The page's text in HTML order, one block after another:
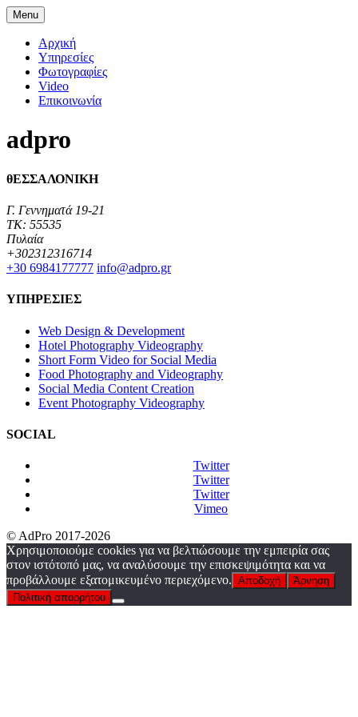
Menu
Αρχική
Υπηρεσίες
Φωτογραφίες
Video
Επικοινωνία
adpro
θΕΣΣΑΛΟΝΙΚΗ
Γ. Γεννηματά 19-21
TK: 55535
Πυλαία
+302312316714
+30 6984177777‬ info@adpro.gr
ΥΠΗΡΕΣΙΕΣ
Web Design & Development
Hotel Photography Videography
Short Form Video for Social Media
Food Photography and Videography
Social Media Content Creation
Event Photography Videography
SOCIAL
Twitter
Twitter
Twitter
Vimeo
© AdPro 2017-2026
Χρησιμοποιούμε cookies για να βελτιώσουμε την εμπειρία σας
στον ιστότοπό μας, να αναλύσουμε την επισκεψιμότητα και να
προβάλλουμε εξατομικευμένο περιεχόμενο. Αποδοχή
Άρνηση
Πολιτική απορρήτου